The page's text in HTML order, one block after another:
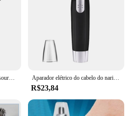
Aparador elétrico do cabelo do nariz, barbeador sobrancelha, tesoura do cabelo
R$23,84